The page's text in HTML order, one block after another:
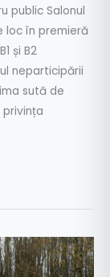
public Salonul
loc în premieră
și B2
neparticipării
sută de